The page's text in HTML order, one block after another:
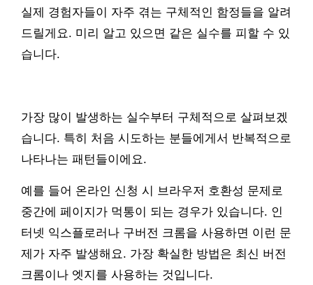
실제 경험자들이 자주 겪는 구체적인 함정들을 알려
드릴게요. 미리 알고 있으면 같은 실수를 피할 수 있
습니다.
가장 많이 발생하는 실수부터 구체적으로 살펴보겠
습니다. 특히 처음 시도하는 분들에게서 반복적으로
나타나는 패턴들이에요.
예를 들어 온라인 신청 시 브라우저 호환성 문제로
중간에 페이지가 먹통이 되는 경우가 있습니다. 인
터넷 익스플로러나 구버전 크롬을 사용하면 이런 문
제가 자주 발생해요. 가장 확실한 방법은 최신 버전
크롬이나 엣지를 사용하는 것입니다.